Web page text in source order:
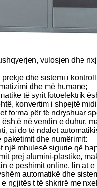
vulosjen dhe
dhe sistemi i
dhe më humane;
të syrit fotoelektrik
konvertim i shpejtë
forma për të ndryshuar
në vendin e duhur,
ai do të ndalet
dhe numërimit:
një mbulesë sigurie që
prej alumini-plastike,
e peshimit online, linjat
automatikë dhe
ngjitësit të shkrirë me